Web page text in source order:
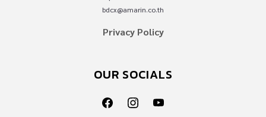
bdcx@amarin.co.th
Privacy Policy
OUR SOCIALS